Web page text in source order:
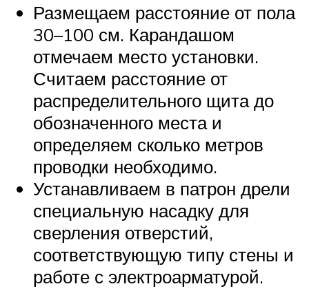
Размещаем расстояние от пола
30–100 см. Карандашом
отмечаем место установки.
Считаем расстояние от
распределительного щита до
обозначенного места и
определяем сколько метров
проводки необходимо.
Устанавливаем в патрон дрели
специальную насадку для
сверления отверстий,
соответствующую типу стены и
работе с электроарматурой.